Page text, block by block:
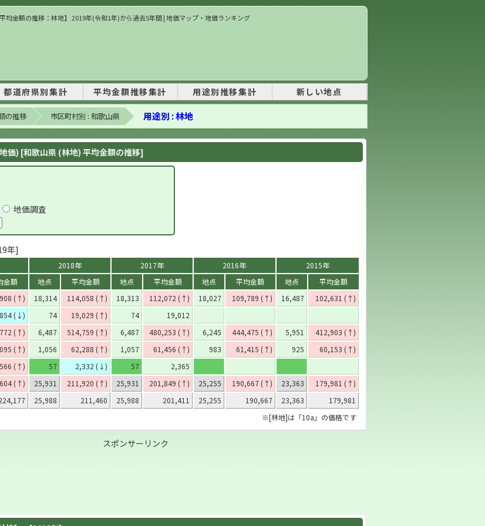
均金額の推移：林地】 2019年(令和1年)から過去5年間 | 地価マップ・地価ランキング
都道府県別集計 平均金額推移集計 用途別推移集計 新しい地点
の推移 市区町村別 : 和歌山県 用途別 : 林地
価) [和歌山県 (林地) 平均金額の推移]
地価調査
年]
2018年 2017年 2016年
2015年
金額 地点 平均金額 地点 平均金額 地点 平均金額 地点
平均金額
(↑) 18,314 114,058 (↑) 18,313 112,072 (↑) 18,027 109,789 (↑) 16,487
102,631 (↑)
(↓) 74 19,029 (↑) 74
19,012
(↑) 6,487 514,759 (↑) 6,487 480,253 (↑) 6,245 444,475 (↑) 5,951
412,903 (↑)
(↑) 1,056 62,288 (↑) 1,057 61,456 (↑) 983 61,415 (↑) 925
60,153 (↑)
(↑) 57 2,332 (↓) 57
2,365
(↑) 25,931 211,920 (↑) 25,931 201,849 (↑) 25,255 190,667 (↑) 23,363
179,981 (↑)
25,988 211,460 25,988 201,411 25,255 190,667 23,363
179,981
※[林地]は「10a」の価格です
スポンサーリンク